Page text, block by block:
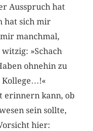
Ausspruch hat
hat sich mir
manchmal,
»Schach
ohnehin zu
Kollege…!«
erinnern kann, ob
sein sollte,
hier: